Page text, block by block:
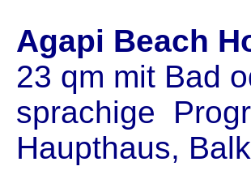
Agapi Beach
23 qm mit Bad
sprachige
Haupthaus,